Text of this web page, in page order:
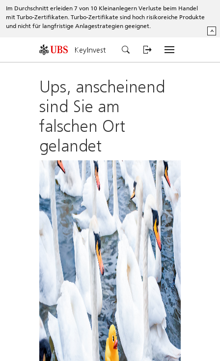
Im Durchschnitt erleiden 7 von 10 Kleinanlegern Verluste beim Handel
mit Turbo-Zertifikaten. Turbo-Zertifikate sind hoch risikoreiche Produkte
und nicht für langfristige Anlagestrategien geeignet.
^
KeyInvest
Ups, anscheinend
sind Sie am
falschen Ort
gelandet